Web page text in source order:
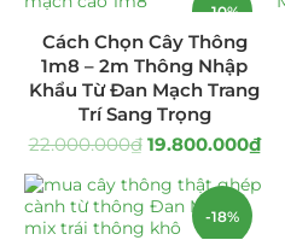
DANH MỤC SẢN PHẨM
Giá Sỉ Đại Lý
Cây Sen Đá Giá Sỉ
-10%
Cách Chọn Cây Thông
1m8 – 2m Thông Nhập
Khẩu Từ Đan Mạch Trang
Trí Sang Trọng
22.000.000₫ 19.800.000₫
-18%